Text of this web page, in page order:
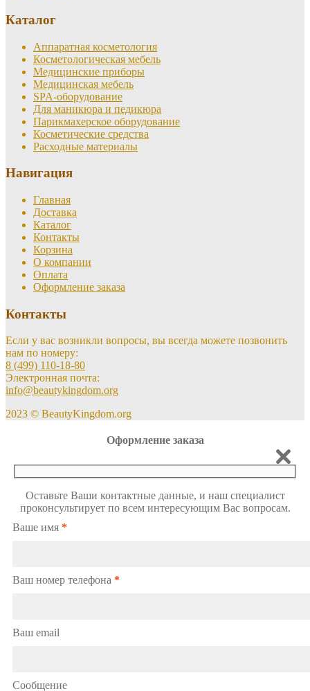
Каталог
Аппаратная косметология
Косметологическая мебель
Медицинские приборы
Медицинская мебель
SPA-оборудование
Для маникюра и педикюра
Парикмахерское оборудование
Косметические средства
Расходные материалы
Навигация
Главная
Доставка
Каталог
Контакты
Корзина
О компании
Оплата
Оформление заказа
Контакты
Если у вас возникли вопросы, вы всегда можете позвонить
нам по номеру:
8 (499) 110-18-80
Электронная почта:
info@beautykingdom.org
2023 © BeautyKingdom.org
Оформление заказа
Оставьте Ваши контактные данные, и наш специалист
проконсультирует по всем интересующим Вас вопросам.
Ваше имя *
Ваш номер телефона *
Ваш email
Сообщение